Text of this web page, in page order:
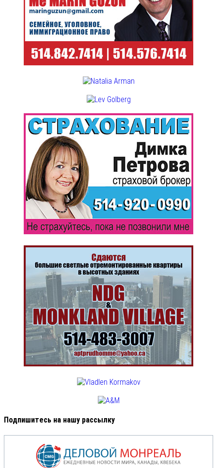
Подпишитесь на нашу рассылку